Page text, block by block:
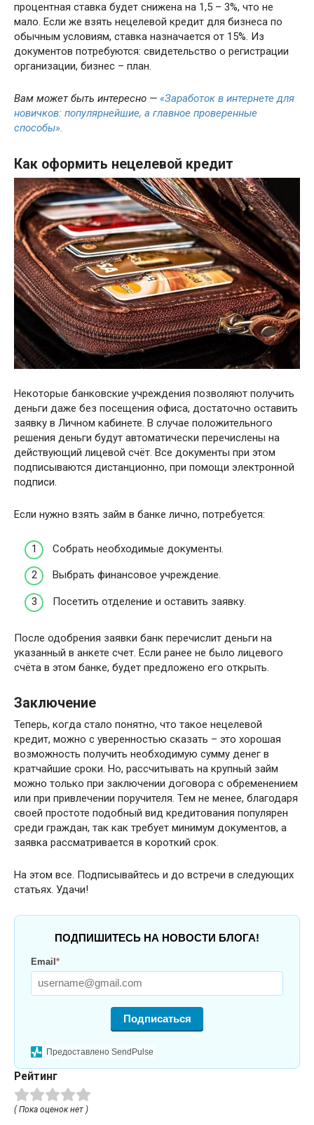
процентная ставка будет снижена на 1,5 – 3%, что не
мало. Если же взять нецелевой кредит для бизнеса по
обычным условиям, ставка назначается от 15%. Из
документов потребуются: свидетельство о регистрации
организации, бизнес – план.
Вам может быть интересно — «Заработок в интернете для
новичков: популярнейшие, а главное проверенные
способы».
Как оформить нецелевой кредит
Некоторые банковские учреждения позволяют получить
деньги даже без посещения офиса, достаточно оставить
заявку в Личном кабинете. В случае положительного
решения деньги будут автоматически перечислены на
действующий лицевой счёт. Все документы при этом
подписываются дистанционно, при помощи электронной
подписи.
Если нужно взять займ в банке лично, потребуется:
Собрать необходимые документы.
Выбрать финансовое учреждение.
Посетить отделение и оставить заявку.
После одобрения заявки банк перечислит деньги на
указанный в анкете счет. Если ранее не было лицевого
счёта в этом банке, будет предложено его открыть.
Заключение
Теперь, когда стало понятно, что такое нецелевой
кредит, можно с уверенностью сказать – это хорошая
возможность получить необходимую сумму денег в
кратчайшие сроки. Но, рассчитывать на крупный займ
можно только при заключении договора с обременением
или при привлечении поручителя. Тем не менее, благодаря
своей простоте подобный вид кредитования популярен
среди граждан, так как требует минимум документов, а
заявка рассматривается в короткий срок.
На этом все. Подписывайтесь и до встречи в следующих
статьях. Удачи!
ПОДПИШИТЕСЬ НА НОВОСТИ БЛОГА!
Email *
Подписаться
Предоставлено SendPulse
Рейтинг
( Пока оценок нет )